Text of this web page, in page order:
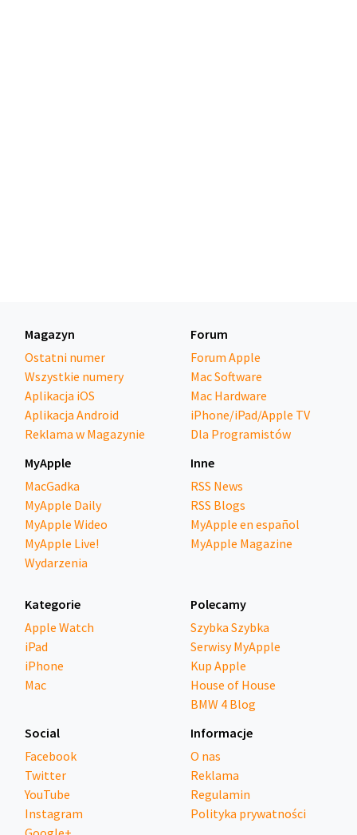
Magazyn
Ostatni numer
Wszystkie numery
Aplikacja iOS
Aplikacja Android
Reklama w Magazynie
Forum
Forum Apple
Mac Software
Mac Hardware
iPhone/iPad/Apple TV
Dla Programistów
MyApple
MacGadka
MyApple Daily
MyApple Wideo
MyApple Live!
Wydarzenia
Inne
RSS News
RSS Blogs
MyApple en español
MyApple Magazine
Kategorie
Apple Watch
iPad
iPhone
Mac
Polecamy
Szybka Szybka
Serwisy MyApple
Kup Apple
House of House
BMW 4 Blog
Social
Facebook
Twitter
YouTube
Instagram
Informacje
O nas
Reklama
Regulamin
Polityka prywatności